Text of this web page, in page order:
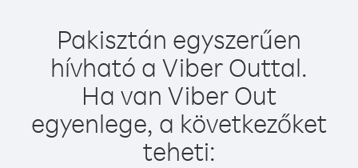
Pakisztán egyszerűen
hívható a Viber Outtal.
Ha van Viber Out
egyenlege, a következőket
teheti: